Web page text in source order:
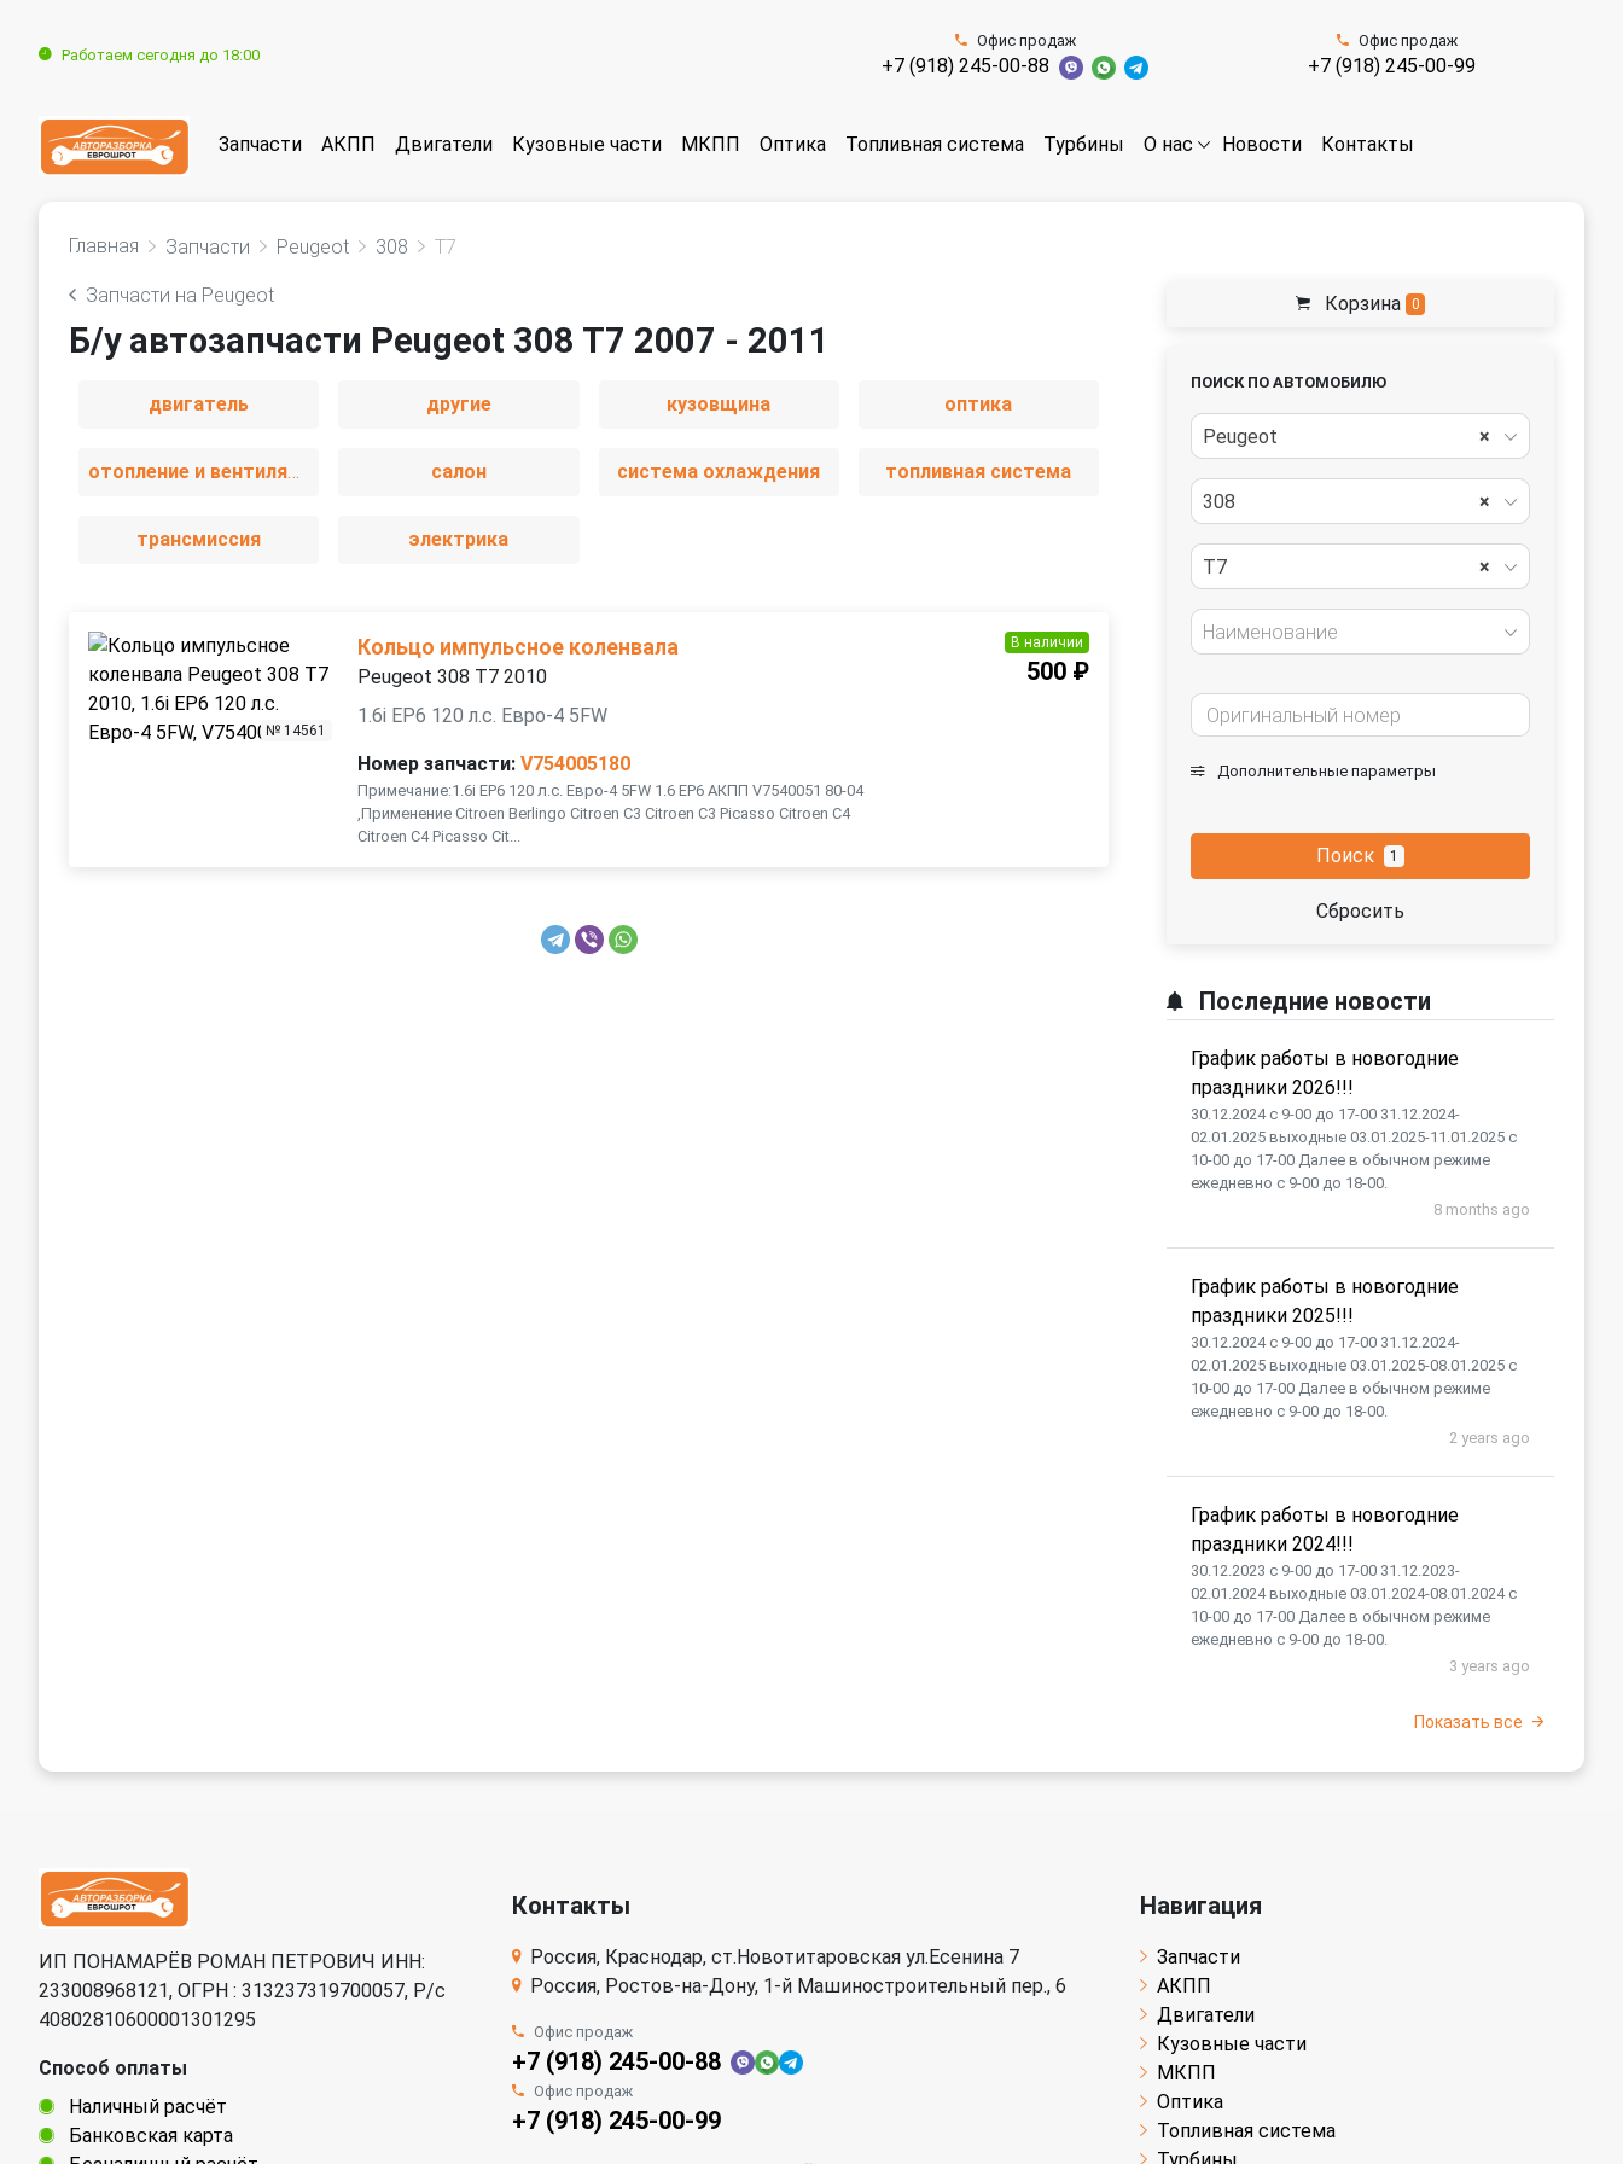
Работаем сегодня до 18:00
Офис продаж
+7 (918) 245-00-88
Офис продаж
+7 (918) 245-00-99
Запчасти АКПП Двигатели Кузовные части МКПП Оптика Топливная система Турбины О нас Новости Контакты
Главная Запчасти Peugeot 308 T7
Запчасти на Peugeot
Б/у автозапчасти Peugeot 308 T7 2007 - 2011
двигатель другие кузовщина оптика
отопление и вентиляция салон система охлаждения топливная система
трансмиссия электрика
№ 14561
Кольцо импульсное коленвала
Peugeot 308 T7 2010
1.6i EP6 120 л.с. Евро-4 5FW
Номер запчасти: V754005180
Примечание:1.6i EP6 120 л.с. Евро-4 5FW 1.6 EP6 АКПП V7540051 80-04
,Применение Citroen Berlingo Citroen C3 Citroen C3 Picasso Citroen C4
Citroen C4 Picasso Cit...
В наличии
500 ₽
Корзина 0
ПОИСК ПО АВТОМОБИЛЮ
×
Peugeot
×
308
×
T7
Наименование
Дополнительные параметры
Поиск 1
Сбросить
Последние новости
График работы в новогодние
праздники 2026!!!
30.12.2024 с 9-00 до 17-00 31.12.2024-
02.01.2025 выходные 03.01.2025-11.01.2025 с
10-00 до 17-00 Далее в обычном режиме
ежедневно с 9-00 до 18-00.
8 months ago
График работы в новогодние
праздники 2025!!!
30.12.2024 с 9-00 до 17-00 31.12.2024-
02.01.2025 выходные 03.01.2025-08.01.2025 с
10-00 до 17-00 Далее в обычном режиме
ежедневно с 9-00 до 18-00.
2 years ago
График работы в новогодние
праздники 2024!!!
30.12.2023 с 9-00 до 17-00 31.12.2023-
02.01.2024 выходные 03.01.2024-08.01.2024 с
10-00 до 17-00 Далее в обычном режиме
ежедневно с 9-00 до 18-00.
3 years ago
Показать все
ИП ПОНАМАРЁВ РОМАН ПЕТРОВИЧ ИНН:
233008968121, ОГРН : 313237319700057, Р/c
40802810600001301295
Способ оплаты
Наличный расчёт
Банковская карта
Контакты
Россия, Краснодар, ст.Новотитаровская ул.Есенина 7
Россия, Ростов-на-Дону, 1-й Машиностроительный пер., 6
Офис продаж
+7 (918) 245-00-88
Офис продаж
+7 (918) 245-00-99
Навигация
Запчасти
АКПП
Двигатели
Кузовные части
МКПП
Оптика
Топливная система